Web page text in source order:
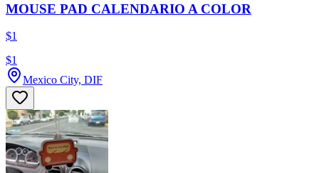
MOUSE PAD CALENDARIO A COLOR
$1
$1
Mexico City, DIF